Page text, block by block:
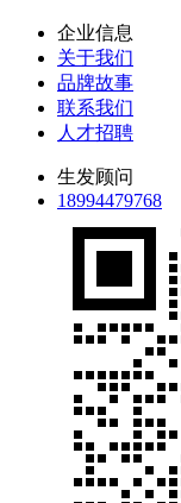
企业信息
关于我们
品牌故事
联系我们
人才招聘
生发顾问
18994479768